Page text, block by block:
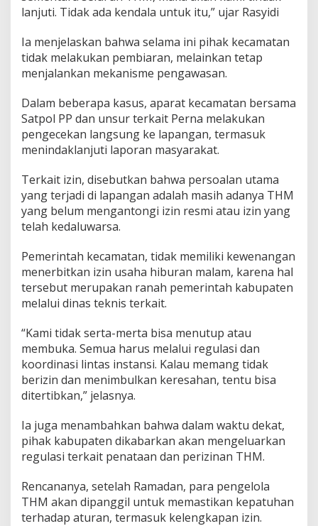
lanjuti. Tidak ada kendala untuk itu,” ujar Rasyidi
Ia menjelaskan bahwa selama ini pihak kecamatan
tidak melakukan pembiaran, melainkan tetap
menjalankan mekanisme pengawasan.
Dalam beberapa kasus, aparat kecamatan bersama
Satpol PP dan unsur terkait Perna melakukan
pengecekan langsung ke lapangan, termasuk
menindaklanjuti laporan masyarakat.
Terkait izin, disebutkan bahwa persoalan utama
yang terjadi di lapangan adalah masih adanya THM
yang belum mengantongi izin resmi atau izin yang
telah kedaluwarsa.
Pemerintah kecamatan, tidak memiliki kewenangan
menerbitkan izin usaha hiburan malam, karena hal
tersebut merupakan ranah pemerintah kabupaten
melalui dinas teknis terkait.
“Kami tidak serta-merta bisa menutup atau
membuka. Semua harus melalui regulasi dan
koordinasi lintas instansi. Kalau memang tidak
berizin dan menimbulkan keresahan, tentu bisa
ditertibkan,” jelasnya.
Ia juga menambahkan bahwa dalam waktu dekat,
pihak kabupaten dikabarkan akan mengeluarkan
regulasi terkait penataan dan perizinan THM.
Rencananya, setelah Ramadan, para pengelola
THM akan dipanggil untuk memastikan kepatuhan
terhadap aturan, termasuk kelengkapan izin.